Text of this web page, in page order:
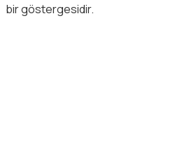
bir göstergesidir.